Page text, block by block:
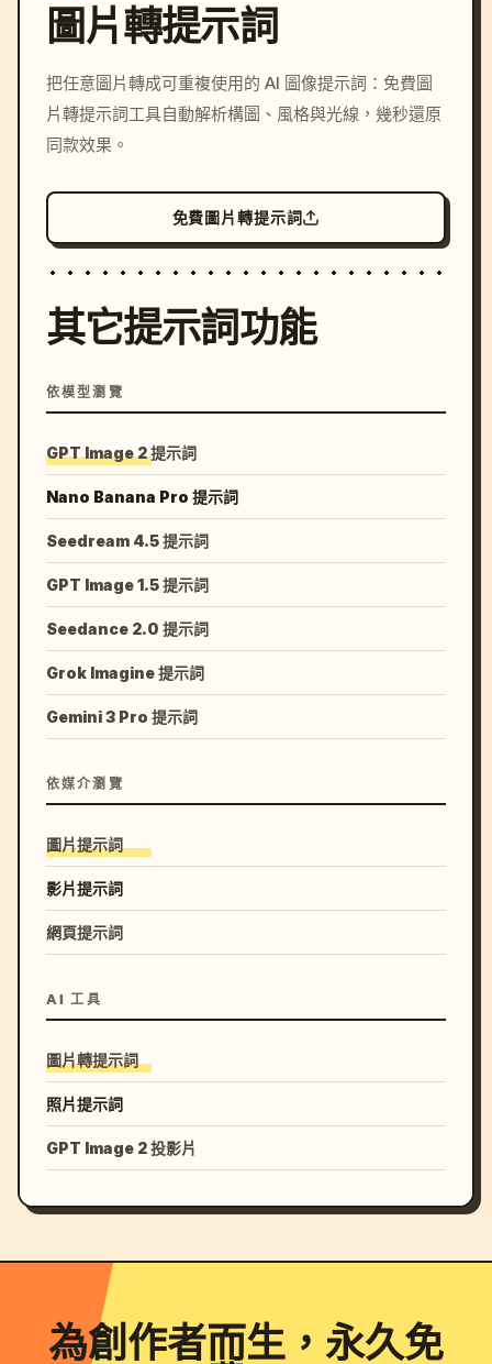
c, cyberpunk sunset, neon
colors, 8k --v 6.0
圖片轉提示詞
把任意圖片轉成可重複使用的 AI 圖像提示詞：免費圖
片轉提示詞工具自動解析構圖、風格與光線，幾秒還原
同款效果。
免費圖片轉提示詞
其它提示詞功能
依模型瀏覽
GPT Image 2 提示詞
Nano Banana Pro 提示詞
Seedream 4.5 提示詞
GPT Image 1.5 提示詞
Seedance 2.0 提示詞
Grok Imagine 提示詞
Gemini 3 Pro 提示詞
依媒介瀏覽
圖片提示詞
影片提示詞
網頁提示詞
AI 工具
圖片轉提示詞
照片提示詞
GPT Image 2 投影片
為創作者而生，永久免